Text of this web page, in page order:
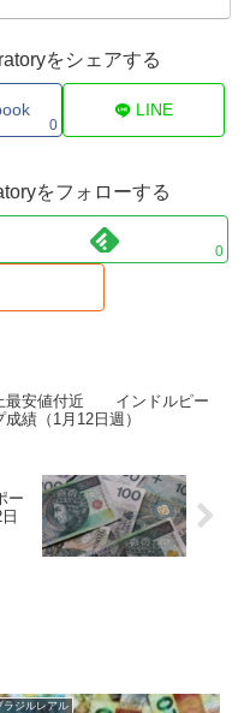
をシェアする
0
LINE
をフォローする
0
最安値付近 インドルピー
績（1月12日週）
ー
ラジルレアル